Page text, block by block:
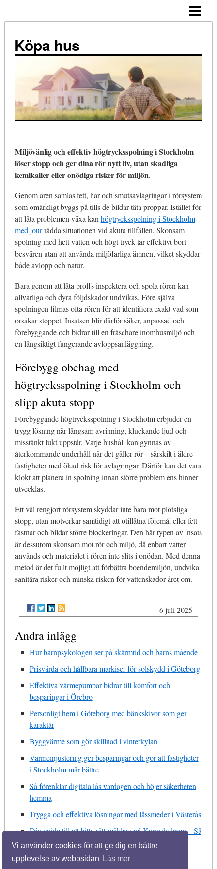
Vi använder cookies för att ge dig en bättre
upplevelse av webbsidan
Läs mer
TIPS
NÄR KÖPA?
KOSTNADER
BLOGG
Köpa hus
Miljövänlig och effektiv högtrycksspolning i Stockholm
löser stopp och ger dina rör nytt liv, utan skadliga
kemikalier eller onödiga risker för miljön.
Genom åren samlas fett, hår och smutsavlagringar i rörsystem
som omärkligt byggs på tills de bildar täta proppar. Istället för
att låta problemen växa kan högtrycksspolning i Stockholm
med jourrädda situationen vid akuta tillfällen. Skonsam
spolning med hett vatten och högt tryck tar effektivt bort
besvären utan att använda miljöfarliga ämnen, vilket skyddar
både avlopp och natur.
Bara genom att låta proffs inspektera och spola rören kan
allvarliga och dyra följdskador undvikas. Före själva
spolningen filmas ofta rören för att identifiera exakt vad som
orsakar stoppet. Insatsen blir därför säker, anpassad och
förebyggande och bidrar till en fräschare inomhusmiljö och
en långsiktigt fungerande avloppsanläggning.
Förebygg obehag med
högtrycksspolning i Stockholm och
slipp akuta stopp
Förebyggande högtrycksspolning i Stockholm erbjuder en
trygg lösning när långsam avrinning, kluckande ljud och
misstänkt lukt uppstår. Varje hushåll kan gynnas av
återkommande underhåll när det gäller rör – särskilt i äldre
fastigheter med ökad risk för avlagringar. Därför kan det vara
klokt att planera in spolning innan större problem ens hinner
utvecklas.
Ett väl rengjort rörsystem skyddar inte bara mot plötsliga
stopp, utan motverkar samtidigt att otillåtna föremål eller fett
fastnar och bildar större blockeringar. Den här typen av insats
är dessutom skonsam mot rör och miljö, då enbart vatten
används och materialet i rören inte slits i onödan. Med denna
metod är det fullt möjligt att förbättra boendemiljön, undvika
sanitära risker och minska risken för vattenskador året om.
6 juli 2025
Andra inlägg
Hur barnpsykologen ser på skärmtid och barns mående
Prisvärda och hållbara markiser för solskydd i Göteborg
Effektiva värmepumpar bidrar till komfort och
besparingar i Örebro
Personligt hem i Göteborg med bänkskivor som ger
karaktär
Byggvärme som gör skillnad i vinterkylan
Värmeinjustering ger besparingar och gör att fastigheter
i Stockholm mår bättre
Så förenklar digitala lås vardagen och höjer säkerheten
hemma
Trygga och effektiva lösningar med låssmeder i Västerås
Din guide till att hitta rätt mäklare på Kungsholmen – Så
gör du det bästa bostadsköpet